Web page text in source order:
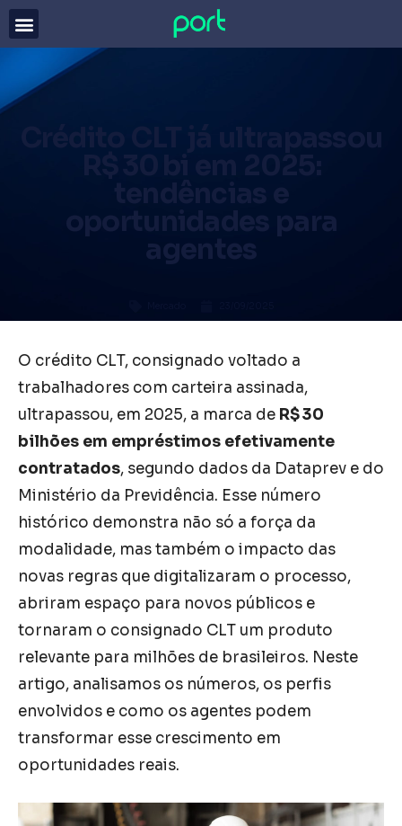
oportunidades para
agentes
O crédito CLT, consignado voltado a
trabalhadores com carteira assinada,
ultrapassou, em 2025, a marca de R$ 30
bilhões em empréstimos efetivamente
contratados, segundo dados da Dataprev e do
Ministério da Previdência. Esse número
histórico demonstra não só a força da
modalidade, mas também o impacto das
novas regras que digitalizaram o processo,
abriram espaço para novos públicos e
tornaram o consignado CLT um produto
relevante para milhões de brasileiros. Neste
artigo, analisamos os números, os perfis
envolvidos e como os agentes podem
transformar esse crescimento em
oportunidades reais.